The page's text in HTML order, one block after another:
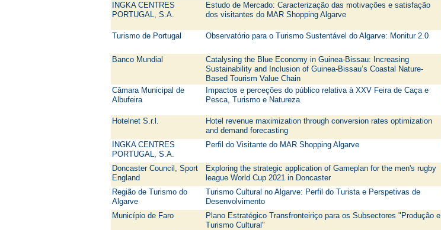
INGKA CENTRES
PORTUGAL, S.A.
Estudo de Mercado: Caracterização das motivações e satisfação
dos visitantes do MAR Shopping Algarve
Turismo de Portugal Observatório para o Turismo Sustentável do Algarve: Monitur 2.0
Banco Mundial
Catalysing the Blue Economy in Guinea-Bissau: Increasing
Sustainability and Inclusion of Guinea-Bissau’s Coastal Nature-
Based Tourism Value Chain
Câmara Municipal de
Albufeira
Impactos e perceções do público relativa à XXV Feira de Caça e
Pesca, Turismo e Natureza
Hotelnet S.r.l.
Hotel revenue maximization through conversion rates optimization
and demand forecasting
INGKA CENTRES
PORTUGAL, S.A.
Perfil do Visitante do MAR Shopping Algarve
Doncaster Council, Sport
England
Exploring the strategic application of Gameplan for the men's rugby
league World Cup 2021 in Doncaster
Região de Turismo do
Algarve
Turismo Cultural no Algarve: Perfil do Turista e Perspetivas de
Desenvolvimento
Município de Faro
Plano Estratégico Transfronteiriço para os Subsectores "Produção e
Turismo Cultural"